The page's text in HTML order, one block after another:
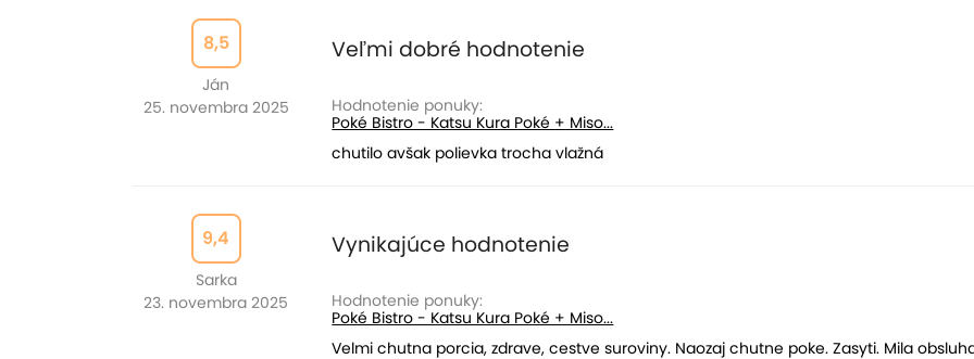
8,5
Ján
25. novembra 2025
Veľmi dobré hodnotenie
Hodnotenie ponuky:
Poké Bistro - Katsu Kura Poké + Miso...
chutilo avšak polievka trocha vlažná
9,4
Sarka
23. novembra 2025
Vynikajúce hodnotenie
Hodnotenie ponuky:
Poké Bistro - Katsu Kura Poké + Miso...
Velmi chutna porcia, zdrave, cestve suroviny. Naozaj chutne poke. Zasyti. Mila